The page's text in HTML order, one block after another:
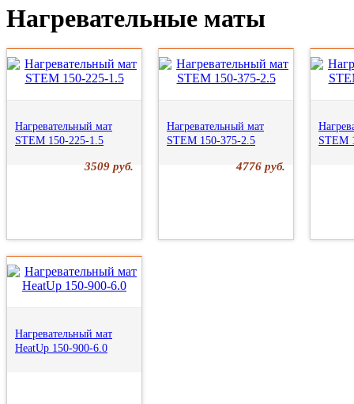
Нагревательные маты
Нагревательный мат
STEM 150-225-1.5
3509 руб.
Нагревательный мат
STEM 150-375-2.5
4776 руб.
STEM
Нагревательный мат
HeatUp 150-900-6.0